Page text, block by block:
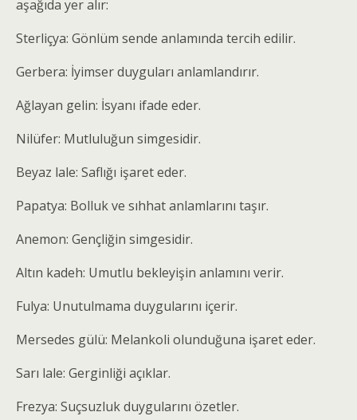
aşağıda yer alır:
Sterliçya: Gönlüm sende anlamında tercih edilir.
Gerbera: İyimser duyguları anlamlandırır.
Ağlayan gelin: İsyanı ifade eder.
Nilüfer: Mutluluğun simgesidir.
Beyaz lale: Saflığı işaret eder.
Papatya: Bolluk ve sıhhat anlamlarını taşır.
Anemon: Gençliğin simgesidir.
Altın kadeh: Umutlu bekleyişin anlamını verir.
Fulya: Unutulmama duygularını içerir.
Mersedes gülü: Melankoli olunduğuna işaret eder.
Sarı lale: Gerginliği açıklar.
Frezya: Suçsuzluk duygularını özetler.